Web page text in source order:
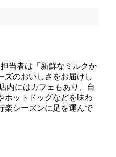
当者は「新鮮なミルクか
ズのおいしさをお届けし
内にはカフェもあり、自
ホットドッグなどを味わ
楽シーズンに足を運んで